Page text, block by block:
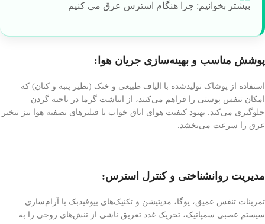
بیشتر بخوانیم: چرا هنگام استرس عرق می کنیم
پوشش مناسب و بهینه‌سازی جریان هوا:
استفاده از پوشاک تولیدشده با الیاف طبیعی و خنک (نظیر پنبه و کتان) که
امکان تنفس پوستی را فراهم می‌کنند، از انباشت گرما در ناحیه گردن
جلوگیری می‌کند. بهبود کیفیت هوای اتاق خواب با فیلترهای تصفیه هوا نیز تبخیر
عرق را سرعت می‌بخشد.
مدیریت روانشناختی و کنترل استرس:
تمرینات تنفس عمیق، یوگا، مدیتیشن و تکنیک‌های بیوفیدبک با آرام‌سازی
سیستم عصبی سمپاتیک، تحریک غدد تعریق ناشی از تنش‌های روحی را به